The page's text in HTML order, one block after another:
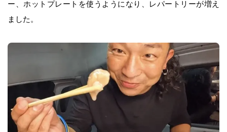
ー、ホットプレートを使うようになり、レパートリーが増え
ました。